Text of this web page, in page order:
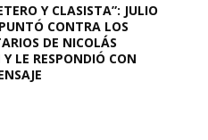
Y CLASISTA”: JULIO
CONTRA LOS
DE NICOLÁS
LE RESPONDIÓ CON